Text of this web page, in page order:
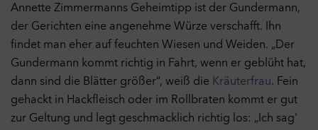
Annette Zimmermanns Geheimtipp ist der Gundermann,
der Gerichten eine angenehme Würze verschafft. Ihn
findet man eher auf feuchten Wiesen und Weiden. „Der
Gundermann kommt richtig in Fahrt, wenn er geblüht hat,
dann sind die Blätter größer“, weiß die Kräuterfrau. Fein
gehackt in Hackfleisch oder im Rollbraten kommt er gut
zur Geltung und legt geschmacklich richtig los: „Ich sag'